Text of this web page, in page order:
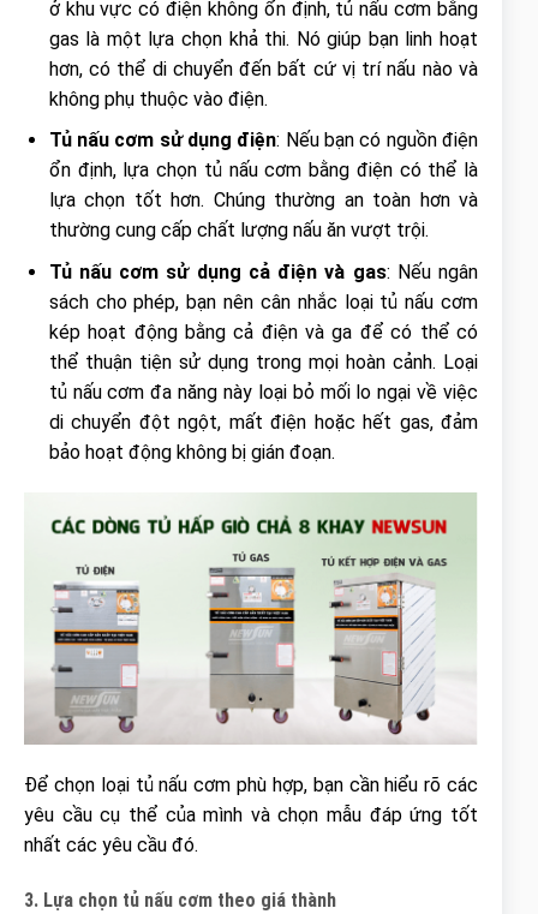
ở khu vực có điện không ổn định, tủ nấu cơm bằng
gas là một lựa chọn khả thi. Nó giúp bạn linh hoạt
hơn, có thể di chuyển đến bất cứ vị trí nấu nào và
không phụ thuộc vào điện.
Tủ nấu cơm sử dụng điện: Nếu bạn có nguồn điện
ổn định, lựa chọn tủ nấu cơm bằng điện có thể là
lựa chọn tốt hơn. Chúng thường an toàn hơn và
thường cung cấp chất lượng nấu ăn vượt trội.
Tủ nấu cơm sử dụng cả điện và gas: Nếu ngân
sách cho phép, bạn nên cân nhắc loại tủ nấu cơm
kép hoạt động bằng cả điện và ga để có thể có
thể thuận tiện sử dụng trong mọi hoàn cảnh. Loại
tủ nấu cơm đa năng này loại bỏ mối lo ngại về việc
di chuyển đột ngột, mất điện hoặc hết gas, đảm
bảo hoạt động không bị gián đoạn.
Để chọn loại tủ nấu cơm phù hợp, bạn cần hiểu rõ các
yêu cầu cụ thể của mình và chọn mẫu đáp ứng tốt
nhất các yêu cầu đó.
3. Lựa chọn tủ nấu cơm theo giá thành